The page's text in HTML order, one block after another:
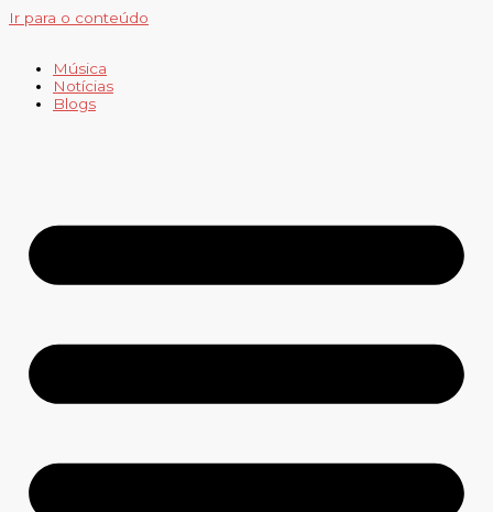
Ir para o conteúdo
Música
Notícias
Blogs